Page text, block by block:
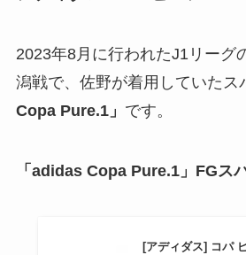
2023年8月に行われたJ1リーグ
潟戦で、佐野が着用していたス
Copa Pure.1」 です。
「adidas Copa Pure.1」FGス
[アディダス] コパ